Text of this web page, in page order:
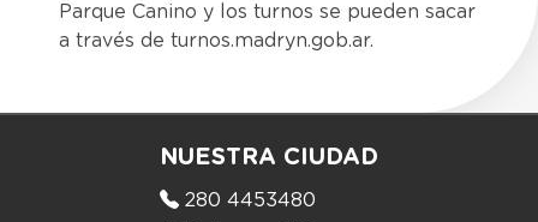
Parque Canino y los turnos se pueden sacar
a través de turnos.madryn.gob.ar.
NUESTRA CIUDAD
280 4453480